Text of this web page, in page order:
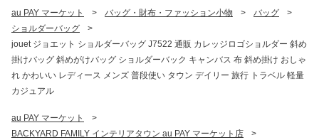
au PAY マーケット > バッグ・財布・ファッション小物 > バッグ
>
ショルダーバッグ
>
jouet ジョエット ショルダーバッグ J7522 通販 カレッジロゴショルダー 斜め
掛けバッグ 斜めがけバッグ ショルダーバック キャンバス 布 斜め掛け おしゃ
れ かわいい レディース メンズ 普段使い タウン デイリー 旅行 トラベル 軽量
カジュアル
au PAY マーケット
>
BACKYARD FAMILY インテリアタウン au PAY マーケット店
>